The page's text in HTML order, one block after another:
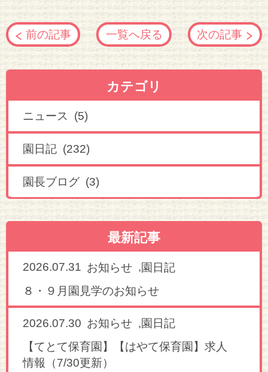
前の記事 一覧へ戻る 次の記事
カテゴリ
ニュース (5)
園日記 (232)
園長ブログ (3)
最新記事
2026.07.31 お知らせ ,園日記
８・９月園見学のお知らせ
2026.07.30 お知らせ ,園日記
【てとて保育園】【はやて保育園】求人
情報（7/30更新）